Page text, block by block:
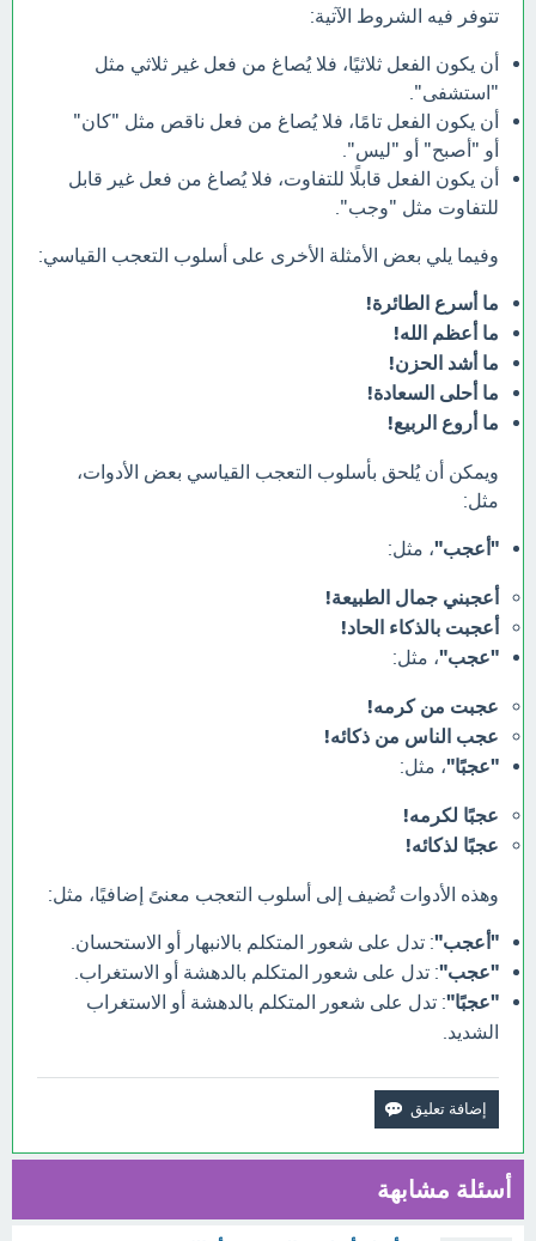
تتوفر فيه الشروط الآتية:
أن يكون الفعل ثلاثيًا، فلا يُصاغ من فعل غير ثلاثي مثل
"استشفى".
أن يكون الفعل تامًا، فلا يُصاغ من فعل ناقص مثل "كان"
أو "أصبح" أو "ليس".
أن يكون الفعل قابلًا للتفاوت، فلا يُصاغ من فعل غير قابل
للتفاوت مثل "وجب".
وفيما يلي بعض الأمثلة الأخرى على أسلوب التعجب القياسي:
ما أسرع الطائرة!
ما أعظم الله!
ما أشد الحزن!
ما أحلى السعادة!
ما أروع الربيع!
ويمكن أن يُلحق بأسلوب التعجب القياسي بعض الأدوات،
مثل:
"أعجب"، مثل:
أعجبني جمال الطبيعة!
أعجبت بالذكاء الحاد!
"عجب"، مثل:
عجبت من كرمه!
عجب الناس من ذكائه!
"عجبًا"، مثل:
عجبًا لكرمه!
عجبًا لذكائه!
وهذه الأدوات تُضيف إلى أسلوب التعجب معنىً إضافيًا، مثل:
"أعجب": تدل على شعور المتكلم بالانبهار أو الاستحسان.
"عجب": تدل على شعور المتكلم بالدهشة أو الاستغراب.
"عجبًا": تدل على شعور المتكلم بالدهشة أو الاستغراب
الشديد.
أسئلة مشابهة